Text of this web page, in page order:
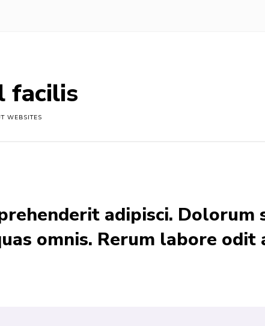
facilis
WEBSITES
adipisci. Dolorum
omnis. Rerum labore odit